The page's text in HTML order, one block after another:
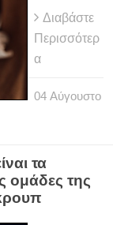
Διαβάστε
Περισσότερ
α
04 Αύγουστο
τα
ομάδες της